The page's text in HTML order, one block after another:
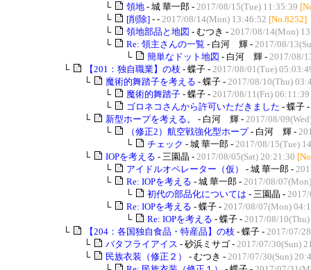
└
領地 - 城 華一郎 - 2017/08/15(Tue) 11:35:39
└
[削除] - - 2017/08/14(Mon) 13:46:52 [No.8252]
└
領地部品と地図 - むつき - 2017/08/14(Mon)
└
Re: 領主さんの一覧 - 白河 輝 - 2017/08/
└
簡単なドット地図 - 白河 輝 - 2017/08/
└
【201：独自職業】の枝 - 蝶子 - 2017/08/01(Tue)
└
魔術的舞踏子を考える - 蝶子 - 2017/08/10(Thu)
└
魔術的舞踏子 - 蝶子 - 2017/08/11(Fri) 06:11:39
└
ゴロネコさんから許可いただきました - 蝶子 -
└
新型ホープを考える。 - 白河 輝 - 2017/08/
└
（修正2）航空戦強化型ホープ- 白河 輝 -
└
チェック - 城 華一郎 - 2017/08/15(Tue)
└
IOPを考える - 三園晶 - 2017/08/05(Sat) 20:21:30
└
アイドルオペレーター（仮） - 城 華一郎 -
└
Re: IOPを考える - 城 華一郎 - 2017/08/
└
初代の部品化については - 三園晶 -
└
Re: IOPを考える - 蝶子 - 2017/08/07(Mon)
└
Re: IOPを考える - 蝶子 - 2017/08/
└
【204：各国独自食品・特産品】の枝 - 蝶子 - 2017/07/
└
バタフライアイス - 砂浜ミサゴ - 2017/07/30(Sun)
└
民族衣装（修正２） - むつき - 2017/07/30(Sun)